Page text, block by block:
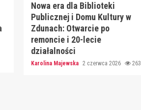
Nowa era dla Biblioteki
Publicznej i Domu Kultury w
Zdunach: Otwarcie po
remoncie i 20-lecie
działalności
Karolina Majewska 2 czerwca 2026 263